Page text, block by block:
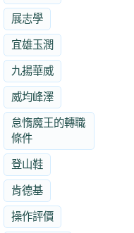
展志學
宜雄玉潤
九揚華威
威均峰澤
怠惰魔王的轉職
條件
登山鞋
肯德基
操作評價